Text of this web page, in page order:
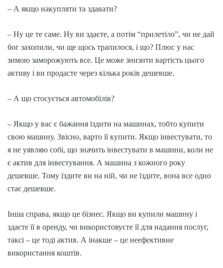
– А якщо накупляти та здавати?
– Ну це те саме. Ну ви здаєте, а потім “прилетіло”, чи не дай
бог захопили, чи ще щось трапилося, і що? Плюс у нас
зимою заморожують все. Це може знизити вартість цього
активу і ви продасте через кілька років дешевше.
– А що стосується автомобілів?
– Якщо у вас є бажання їздити на машинах, тобто купити
свою машину. Звісно, варто її купити. Якщо інвестувати, то
я не уявляю собі, що значить інвестувати в машини, коли не
є актив для інвестування. А машина з кожного року
дешевше. Тому їздите ви на ній, чи не їздите, вона все одно
стає дешевше.
Інша справа, якщо це бізнес. Якщо ви купили машину і
здаєте її в оренду, чи використовуєте її для надання послуг,
таксі – це тоді актив. А інакше – це неефективне
використання коштів.